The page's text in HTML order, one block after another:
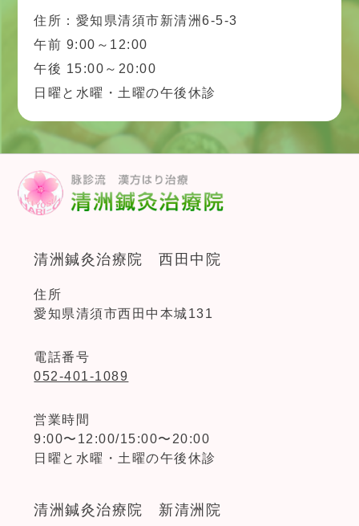
住所：愛知県清須市新清洲6-5-3
午前 9:00～12:00
午後 15:00～20:00
日曜と水曜・土曜の午後休診
清洲鍼灸治療院 西田中院
住所
愛知県清須市西田中本城131
電話番号
052-401-1089
営業時間
9:00〜12:00/15:00〜20:00
日曜と水曜・土曜の午後休診
清洲鍼灸治療院 新清洲院